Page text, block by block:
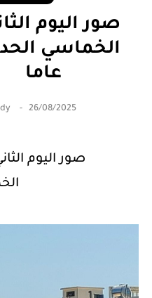
صور اليوم
26/08/2025